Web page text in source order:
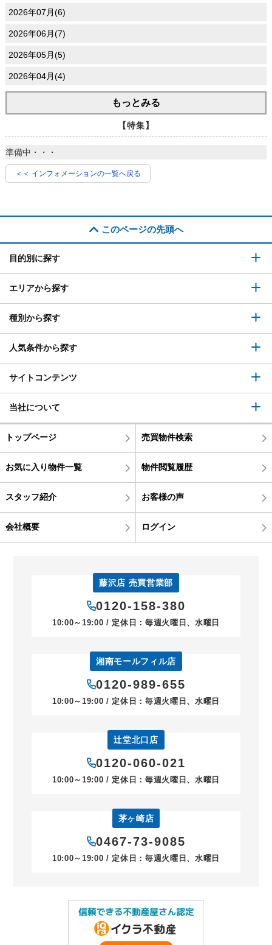
2026年07月(6)
2026年06月(7)
2026年05月(5)
2026年04月(4)
もっとみる
【特集】
準備中・・・
＜＜ インフォメーションの一覧へ戻る
このページの先頭へ
目的別に探す
エリアから探す
種別から探す
人気条件から探す
サイトコンテンツ
当社について
トップページ 売買物件検索
お気に入り物件一覧 物件閲覧履歴
スタッフ紹介 お客様の声
会社概要 ログイン
藤沢店 売買営業部
0120-158-380
10:00～19:00 / 定休日：毎週火曜日、水曜日
湘南モールフィル店
0120-989-655
10:00～19:00 / 定休日：毎週火曜日、水曜日
辻堂北口店
0120-060-021
10:00～19:00 / 定休日：毎週火曜日、水曜日
茅ヶ崎店
0467-73-9085
10:00～19:00 / 定休日：毎週火曜日、水曜日